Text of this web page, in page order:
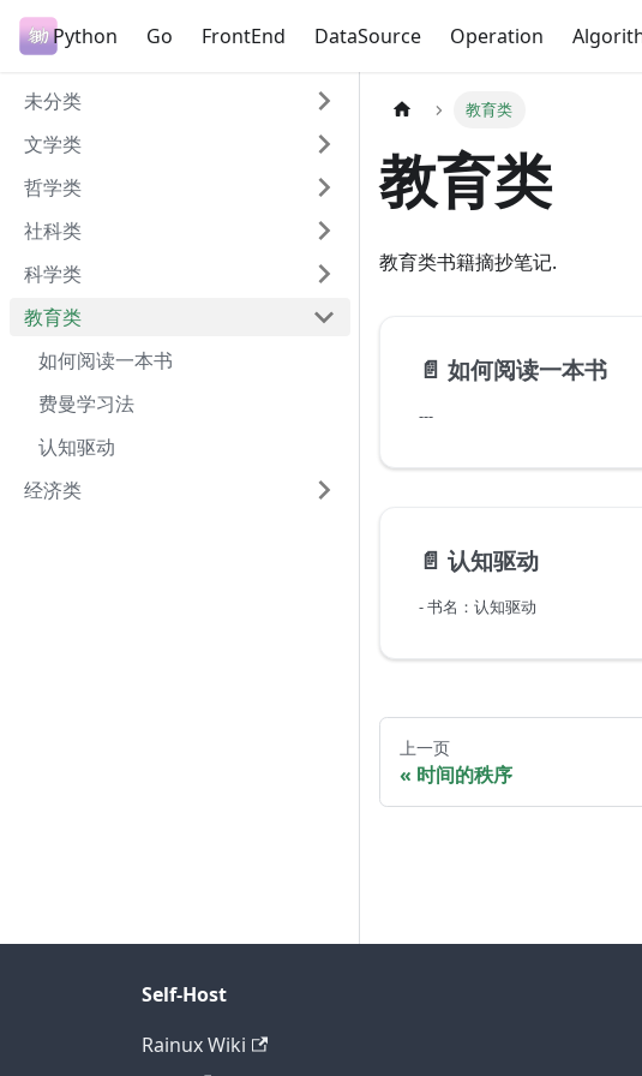
Python Go FrontEnd DataSource Operation
未分类
文学类
哲学类
社科类
科学类
教育类
如何阅读一本书
费曼学习法
认知驱动
经济类
教育类
教育类
教育类书籍摘抄笔记.
📄️ 如何阅读一本书
---
📄️ 认知驱动
- 书名：认知驱动
上一页
时间的秩序
Self-Host
Rainux Wiki